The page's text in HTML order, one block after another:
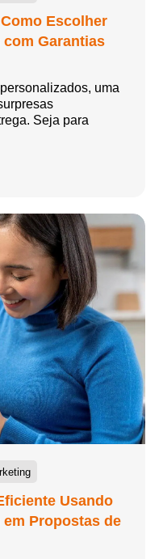
Escolher
Garantias
uma
Seja para
Usando
Propostas de